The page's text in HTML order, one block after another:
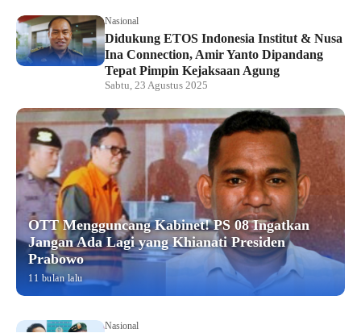
Nasional
Didukung ETOS Indonesia Institut & Nusa
Ina Connection, Amir Yanto Dipandang
Tepat Pimpin Kejaksaan Agung
Sabtu, 23 Agustus 2025
OTT Mengguncang Kabinet! PS 08 Ingatkan
Jangan Ada Lagi yang Khianati Presiden
Prabowo
11 bulan lalu
Nasional